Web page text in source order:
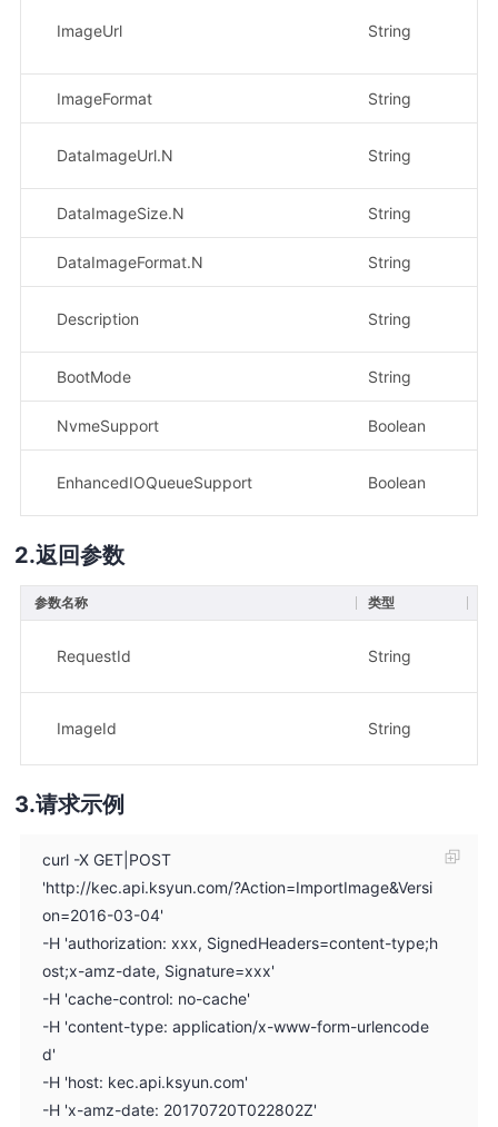
ImageUrl String
ImageFormat String
DataImageUrl.N String
DataImageSize.N String
DataImageFormat.N String
Description String
BootMode String
NvmeSupport Boolean
EnhancedIOQueueSupport Boolean
返回参数
参数名称 类型
RequestId String
ImageId String
请求示例
curl -X GET|POST
'http://kec.api.ksyun.com/?Action=ImportImage&Versi
on=2016-03-04'
-H 'authorization: xxx, SignedHeaders=content-type;h
ost;x-amz-date, Signature=xxx'
-H 'cache-control: no-cache'
-H 'content-type: application/x-www-form-urlencode
d'
-H 'host: kec.api.ksyun.com'
-H 'x-amz-date: 20170720T022802Z'